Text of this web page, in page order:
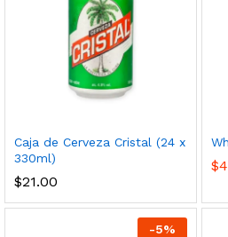
Caja de Cerveza Cristal (24 x
330ml)
$21.00
$
-5%